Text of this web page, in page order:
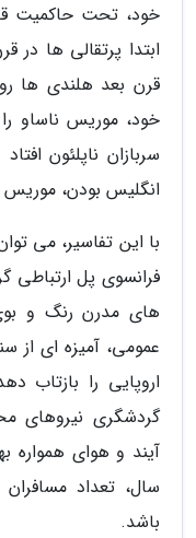
خود، تحت حاکمیت
ابتدا پرتقالی ها در
قرن بعد هلندی ها
خود، موریس ناساو
سربازان ناپلئون
انگلیس بودن، موریس
با این تفاسیر، می
فرانسوی پل ارتباطی
های مدرن رنگ و
عمومی، آمیزه ای از
اروپایی را بازتاب
گردشگری نیروهای
آیند و هوای همواره
سال، تعداد
باشد.